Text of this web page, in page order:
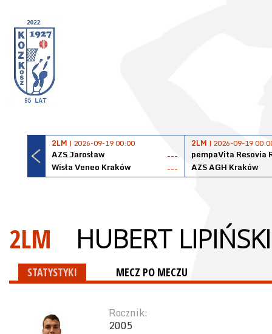
2LM | 2026-09-19 00:00
AZS Jarosław
---
Wisła Veneo Kraków
---
2LM | 2026-09-19
pempaVita Resovia
AZS AGH Kraków
2LM HUBERT LIPIŃSKI
STATYSTYKI MECZ PO MECZU
Rocznik:
2005